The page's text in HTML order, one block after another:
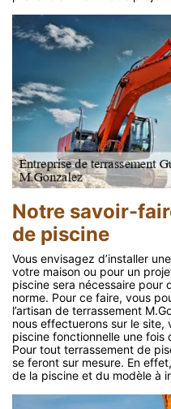
Notre savoir-
de piscine
Vous envisagez d’installer
votre maison ou pour un
piscine sera nécessaire pour
norme. Pour ce faire, vous
l’artisan de terrassement
nous effectuerons sur le site,
piscine fonctionnelle une fois
Pour tout terrassement de
se feront sur mesure. En
de la piscine et du modèle à